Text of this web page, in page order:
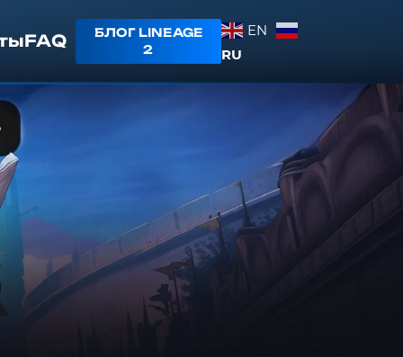
FAQ
БЛОГ LINEAGE
2
EN
RU